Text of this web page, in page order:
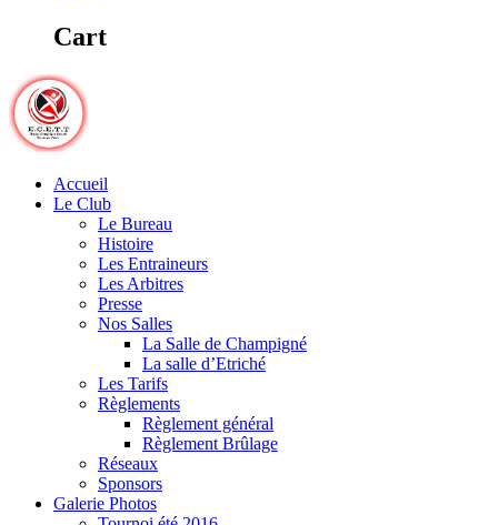
Cart
Accueil
Le Club
Le Bureau
Histoire
Les Entraineurs
Les Arbitres
Presse
Nos Salles
La Salle de Champigné
La salle d’Etriché
Les Tarifs
Règlements
Règlement général
Règlement Brûlage
Réseaux
Sponsors
Galerie Photos